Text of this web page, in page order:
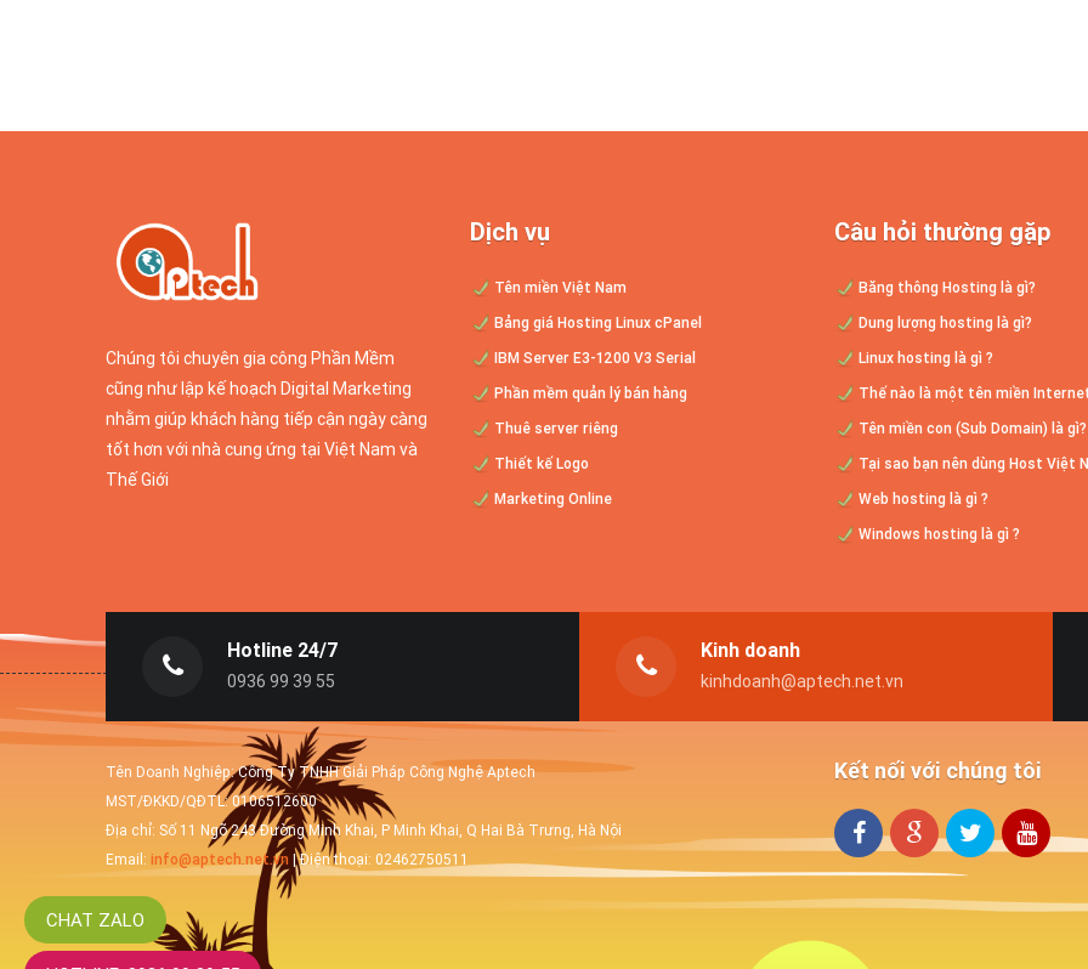
Chúng tôi chuyên gia công Phần Mềm
cũng như lập kế hoạch Digital Marketing
nhằm giúp khách hàng tiếp cận ngày càng
tốt hơn với nhà cung ứng tại Việt Nam và
Thế Giới
Dịch vụ
Tên miền Việt Nam
Bảng giá Hosting Linux cPanel
IBM Server E3-1200 V3 Serial
Phần mềm quản lý bán hàng
Thuê server riêng
Thiết kế Logo
Marketing Online
Câu hỏi thường gặp
Băng thông Hosting là gì?
Dung lượng hosting là gì?
Linux hosting là gì ?
Thế nào là một tên miền
Tên miền con (Sub Domain) là gì?
Tại sao bạn nên dùng Host Việt
Web hosting là gì ?
Windows hosting là gì ?
Hotline 24/7
0936 99 39 55
Kinh doanh
kinhdoanh@aptech.net.vn
Tên Doanh Nghiệp: Công Ty TNHH Giải Pháp Công Nghệ Aptech
MST/ĐKKD/QĐTL: 0106512600
Địa chỉ: Số 11 Ngõ 243 Đường Minh Khai, P Minh Khai, Q Hai Bà Trưng, Hà Nội
Email: info@aptech.net.vn | Điện thoại: 02462750511
Kết nối với chúng tôi
CHAT ZALO